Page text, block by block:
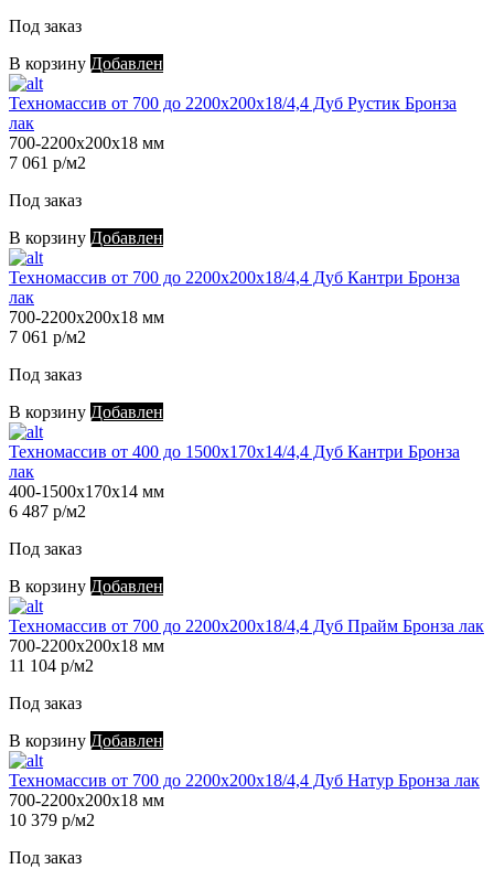
Под заказ
В корзину Добавлен
Техномассив от 700 до 2200х200х18/4,4 Дуб Рустик Бронза
лак
700-2200х200х18 мм
7 061 р/м2
Под заказ
В корзину Добавлен
Техномассив от 700 до 2200х200х18/4,4 Дуб Кантри Бронза
лак
700-2200х200х18 мм
7 061 р/м2
Под заказ
В корзину Добавлен
Техномассив от 400 до 1500х170х14/4,4 Дуб Кантри Бронза
лак
400-1500х170х14 мм
6 487 р/м2
Под заказ
В корзину Добавлен
Техномассив от 700 до 2200х200х18/4,4 Дуб Прайм Бронза лак
700-2200х200х18 мм
11 104 р/м2
Под заказ
В корзину Добавлен
Техномассив от 700 до 2200х200х18/4,4 Дуб Натур Бронза лак
700-2200х200х18 мм
10 379 р/м2
Под заказ